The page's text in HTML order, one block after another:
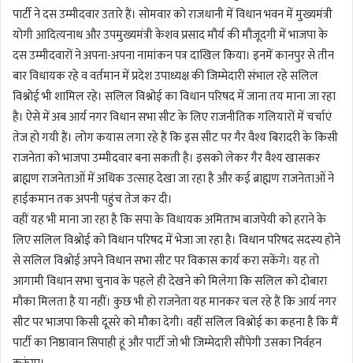
पार्टी ने दस उम्मीदवार उतारे हैं। सोमवार को राजधानी में विधान भवन में मुख्यमंत्री
योगी आदित्यनाथ और उपमुख्यमंत्री केशव प्रसाद मौर्य की मौजूदगी में भाजपा के
दस उम्मीदवारों ने अपना-अपना नामांकन पत्र दाखिल किया। इनमें कानपुर से तीन
बार विधायक रहे व वर्तमान में प्रदेश उपाध्यक्ष की जिम्मेदारी संभाल रहे सलिल
विश्नोई भी शामिल रहे। सलिल विश्नोई का विधान परिषद में जाना तय माना जा रहा
है। ऐसे में अब आर्य नगर विधान सभा सीट के लिए राजनीतिक गलियारों में चर्चाएं
तेज हो गयी हैं। लोग कयास लगा रहे हैं कि इस सीट पर गैर वैश्य बिरादरी के किसी
राजनेता को भाजपा उम्मीदवार बना सकती है। इसको लेकर गैर वैश्य खासकर
ब्राह्मण राजनेताओं में अधिक उत्साह देखा जा रहा है और कई ब्राह्मण राजनेताओं ने
हाईकमान तक अपनी पहुंच तेज कर दी।
वहीं यह भी माना जा रहा है कि सपा के विधायक अमिताभ बाजपेयी को हराने के
लिए सलिल विश्नोई को विधान परिषद में भेजा जा रहा है। विधान परिषद सदस्य होने
से सलिल विश्नोई अपने विधान सभा सीट पर विकास कार्य करा सकेंगे। यह तो
आगामी विधान सभा चुनाव के पहले ही देखने को मिलेगा कि सलिल को दोबारा
मौका मिलता है या नहीं। कुछ भी हो राजनेता यह मानकर चल रहे हैं कि आर्य नगर
सीट पर भाजपा किसी दूसरे को मौका देगी। वहीं सलिल विश्नोई का कहना है कि मैं
पार्टी का निष्ठावान सिपाही हूं और पार्टी जो भी जिम्मेदारी सौंपेगी उसका निर्वहन